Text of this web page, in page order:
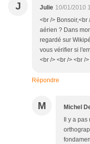
J Julie 10/01/2010
<br />
aérien ? Dans
regardé sur
vous vérifier si
<br /> <br /> <br />
Répondre
M Michel
Il y a